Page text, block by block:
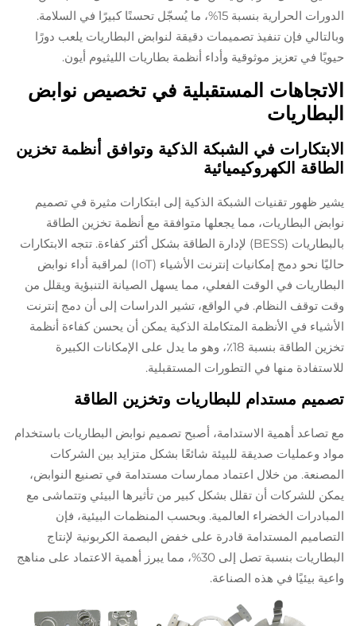
الدورات الحرارية بنسبة 15%، ما يُسجّل تحسنًا كبيرًا في السلامة.
وبالتالي فإن تنفيذ تصميمات دقيقة لنوابض البطاريات يلعب دورًا
حيويًا في تعزيز موثوقية وأداء أنظمة بطاريات الليثيوم أيون.
الاتجاهات المستقبلية في تخصيص نوابض
البطاريات
الابتكارات في الشبكة الذكية وتوافق أنظمة تخزين
الطاقة الكهروكيميائية
يشير ظهور تقنيات الشبكة الذكية إلى ابتكارات مثيرة في تصميم
نوابض البطاريات، مما يجعلها متوافقة مع أنظمة تخزين الطاقة
بالبطاريات (BESS) لإدارة الطاقة بشكل أكثر كفاءة. تتجه الابتكارات
حاليًا نحو دمج إمكانيات إنترنت الأشياء (IoT) لمراقبة أداء نوابض
البطاريات في الوقت الفعلي، مما يسهل الصيانة التنبؤية ويقلل من
وقت توقف النظام. في الواقع، تشير الدراسات إلى أن دمج إنترنت
الأشياء في الأنظمة المتكاملة الذكية يمكن أن يحسن كفاءة أنظمة
تخزين الطاقة بنسبة 18٪، وهو ما يدل على الإمكانات الكبيرة
للاستفادة منها في التطورات المستقبلية.
تصميم مستدام للبطاريات وتخزين الطاقة
مع تصاعد أهمية الاستدامة، أصبح تصميم نوابض البطاريات باستخدام
مواد وعمليات صديقة للبيئة شائعًا بشكل متزايد بين الشركات
المصنعة. من خلال اعتماد ممارسات مستدامة في تصنيع النوابض،
يمكن للشركات أن تقلل بشكل كبير من تأثيرها البيئي وتتماشى مع
المبادرات الخضراء العالمية. وبحسب المنظمات البيئية، فإن
التصاميم المستدامة قادرة على خفض البصمة الكربونية لإنتاج
البطاريات بنسبة تصل إلى 30%، مما يبرز أهمية الاعتماد على مناهج
واعية بيئيًا في هذه الصناعة.